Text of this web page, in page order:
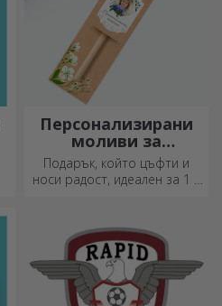
Персонализирани
моливи за
засаждане
Подарък, който цъфти и
носи радост, идеален за 1 и